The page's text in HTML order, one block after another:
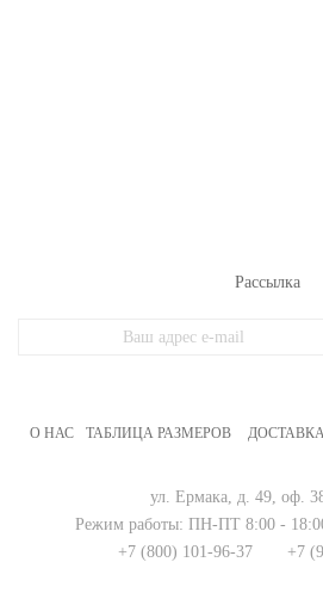
Рассылка
О НАС ТАБЛИЦА РАЗМЕРОВ
ул. Ермака, д. 49, оф.
Режим работы: ПН-ПТ 8:00 -
+7 (800) 101-96-37
+7